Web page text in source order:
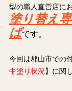
型の職人直営店に
塗り替え
ばです。
今回は郡山市での
中塗り状況 】に関